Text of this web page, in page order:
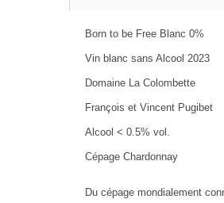
Born to be Free Blanc 0%
Vin blanc sans Alcool 2023
Domaine La Colombette
François et Vincent Pugibet
Alcool < 0.5% vol.
Cépage Chardonnay
Du cépage mondialement